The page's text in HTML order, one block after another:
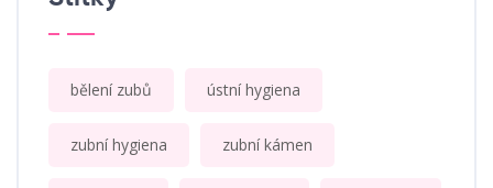
bělení zubů ústní hygiena
zubní hygiena zubní kámen